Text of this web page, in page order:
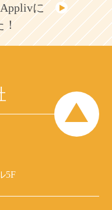
に
！
5F